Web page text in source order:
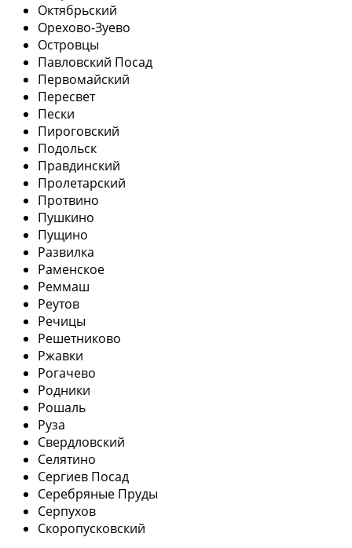
Октябрьский
Орехово-Зуево
Островцы
Павловский Посад
Первомайский
Пересвет
Пески
Пироговский
Подольск
Правдинский
Пролетарский
Протвино
Пушкино
Пущино
Развилка
Раменское
Реммаш
Реутов
Речицы
Решетниково
Ржавки
Рогачево
Родники
Рошаль
Руза
Свердловский
Селятино
Сергиев Посад
Серебряные Пруды
Серпухов
Скоропусковский